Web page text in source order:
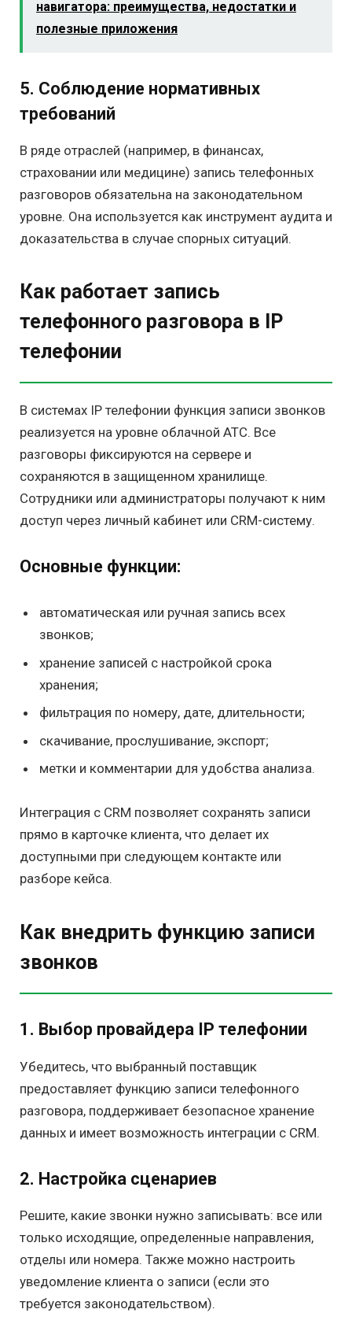
навигатора: преимущества, недостатки и
полезные приложения
5. Соблюдение нормативных
требований
В ряде отраслей (например, в финансах,
страховании или медицине) запись телефонных
разговоров обязательна на законодательном
уровне. Она используется как инструмент аудита и
доказательства в случае спорных ситуаций.
Как работает запись
телефонного разговора в IP
телефонии
В системах IP телефонии функция записи звонков
реализуется на уровне облачной АТС. Все
разговоры фиксируются на сервере и
сохраняются в защищенном хранилище.
Сотрудники или администраторы получают к ним
доступ через личный кабинет или CRM-систему.
Основные функции:
автоматическая или ручная запись всех
звонков;
хранение записей с настройкой срока
хранения;
фильтрация по номеру, дате, длительности;
скачивание, прослушивание, экспорт;
метки и комментарии для удобства анализа.
Интеграция с CRM позволяет сохранять записи
прямо в карточке клиента, что делает их
доступными при следующем контакте или
разборе кейса.
Как внедрить функцию записи
звонков
1. Выбор провайдера IP телефонии
Убедитесь, что выбранный поставщик
предоставляет функцию записи телефонного
разговора, поддерживает безопасное хранение
данных и имеет возможность интеграции с CRM.
2. Настройка сценариев
Решите, какие звонки нужно записывать: все или
только исходящие, определенные направления,
отделы или номера. Также можно настроить
уведомление клиента о записи (если это
требуется законодательством).